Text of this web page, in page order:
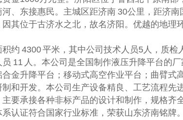
、东接惠民。主城区距济南 30公里，距济
其位于古济水之北，故名济阳。优越的地理
约 4300 平米，其中公司技术人员5人，质
员 11 人。本公司是全国制作液压升降平台的
合金升降平台；移动式高空作业平台；曲臂式
制和开发。本公司生产设备精良、工艺流程
主要承接各种非标产品的设计和制作，规格齐
系认证符合国家行业标准，荣获山东济南铭